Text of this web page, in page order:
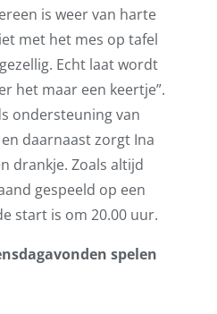
is weer van harte
met het mes op tafel
Echt laat wordt
het maar een keertje”.
ondersteuning van
daarnaast zorgt Ina
drankje. Zoals altijd
gespeeld op een
start is om 20.00 uur.
spelen